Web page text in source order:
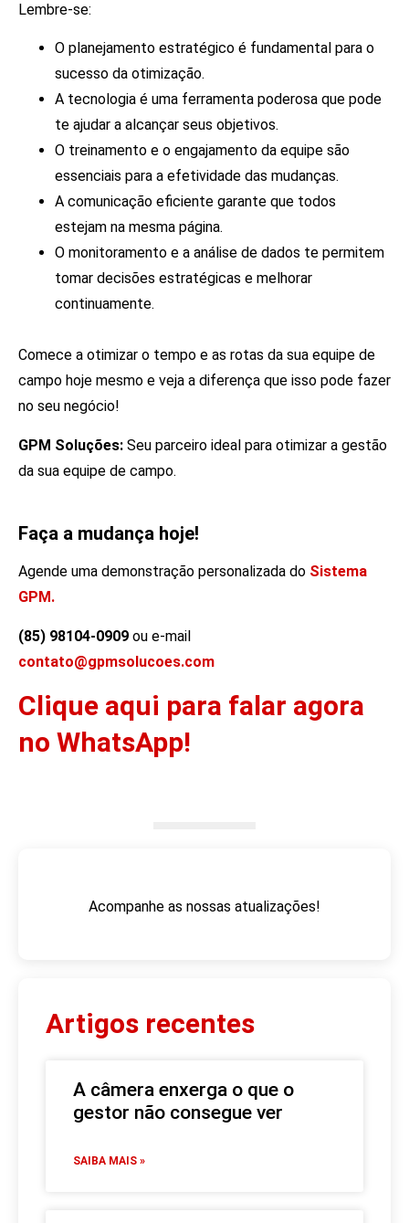
Lembre-se:
O planejamento estratégico é fundamental para o
sucesso da otimização.
A tecnologia é uma ferramenta poderosa que pode
te ajudar a alcançar seus objetivos.
O treinamento e o engajamento da equipe são
essenciais para a efetividade das mudanças.
A comunicação eficiente garante que todos
estejam na mesma página.
O monitoramento e a análise de dados te permitem
tomar decisões estratégicas e melhorar
continuamente.
Comece a otimizar o tempo e as rotas da sua equipe de
campo hoje mesmo e veja a diferença que isso pode fazer
no seu negócio!
GPM Soluções: Seu parceiro ideal para otimizar a gestão
da sua equipe de campo.
Faça a mudança hoje!
Agende uma demonstração personalizada do Sistema
GPM.
(85) 98104-0909 ou e-mail
contato@gpmsolucoes.com
Clique aqui para falar agora
no WhatsApp!
Acompanhe as nossas atualizações!
Artigos recentes
A câmera enxerga o que o
gestor não consegue ver
SAIBA MAIS »